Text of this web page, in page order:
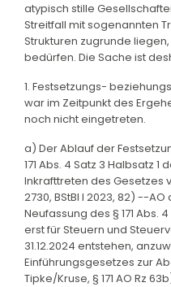
atypisch stille
Streitfall mit sogenannten
Strukturen zugrunde
bedürfen. Die Sache ist
1. Festsetzungs-
war im Zeitpunkt des
noch nicht eingetreten.
a) Der Ablauf der
171 Abs. 4 Satz 3 Halbsatz
Inkrafttreten des Gesetzes
2730, BStBl I 2023, 82) --
Neufassung des § 171
erst für Steuern und
31.12.2024 entstehen,
Einführungsgesetzes zur
Tipke/Kruse, § 171 AO Rz